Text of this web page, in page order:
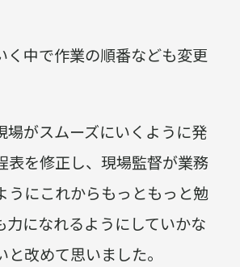
く中で作業の順番なども変更
場がスムーズにいくように発
表を修正し、現場監督が業務
うにこれからもっともっと勉
力になれるようにしていかな
改めて思いました。